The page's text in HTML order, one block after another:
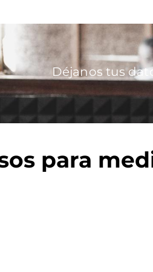
Déjanos tus
para